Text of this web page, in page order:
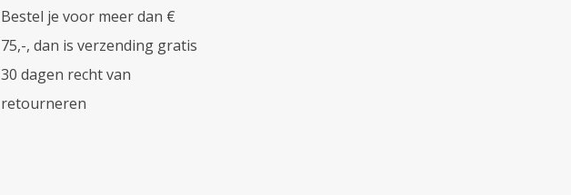
Bestel je voor meer dan €
75,-, dan is verzending gratis
30 dagen recht van
retourneren